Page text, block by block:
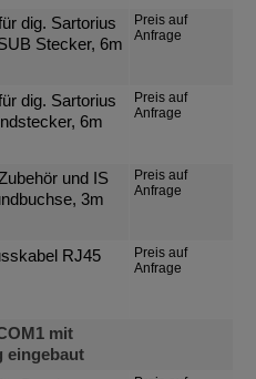
dig. Sartorius
Stecker, 6m
Preis auf
Anfrage
dig. Sartorius
6m
Preis auf
Anfrage
und IS
3m
Preis auf
Anfrage
RJ45
Preis auf
Anfrage
mit
eingebaut